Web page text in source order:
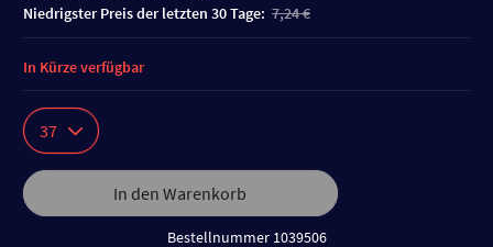
niedrigster Preis der letzten 30 Tage: 7,24 €
37
In den Warenkorb
Bestellnummer 1039506
In Kürze verfügbar